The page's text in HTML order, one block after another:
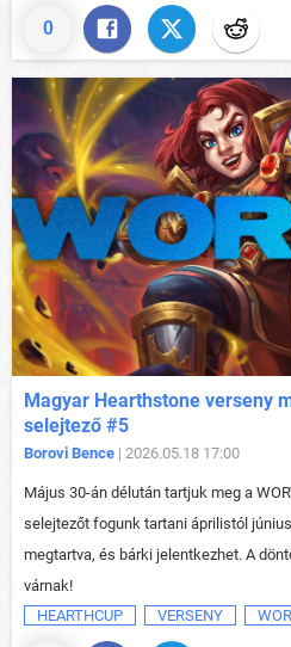
0
Magyar Hearthstone verseny
selejtező #5
Borovi Bence | 2026.05.18 17:00
Május 30-án délután tartjuk meg a
selejtezőt fogunk tartani áprilistól
megtartva, és bárki jelentkezhet. A
várnak!
HEARTHCUP
VERSENY